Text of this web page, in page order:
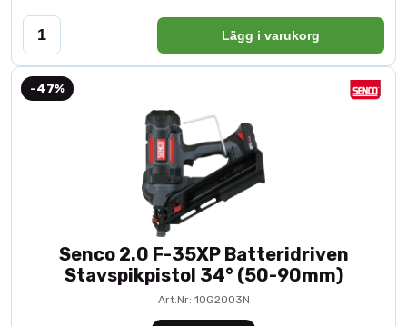
Lägg i varukorg
-47%
Senco 2.0 F-35XP Batteridriven
Stavspikpistol 34° (50-90mm)
Art.Nr: 10G2003N